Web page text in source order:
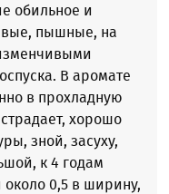
обильное и
пышные, на
В аромате
в прохладную
хорошо
зной, засуху,
к 4 годам
0,5 в ширину,